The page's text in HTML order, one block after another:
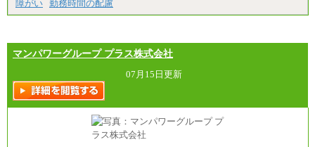
【エアサーブ】
障がい 勤務時間の配慮
マンパワーグループ プラス株式会社
07月15日更新